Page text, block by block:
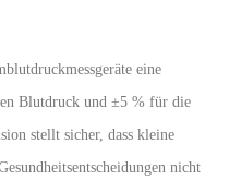
eine
Blutdruck und ±5 % für die
stellt sicher, dass kleine
nicht